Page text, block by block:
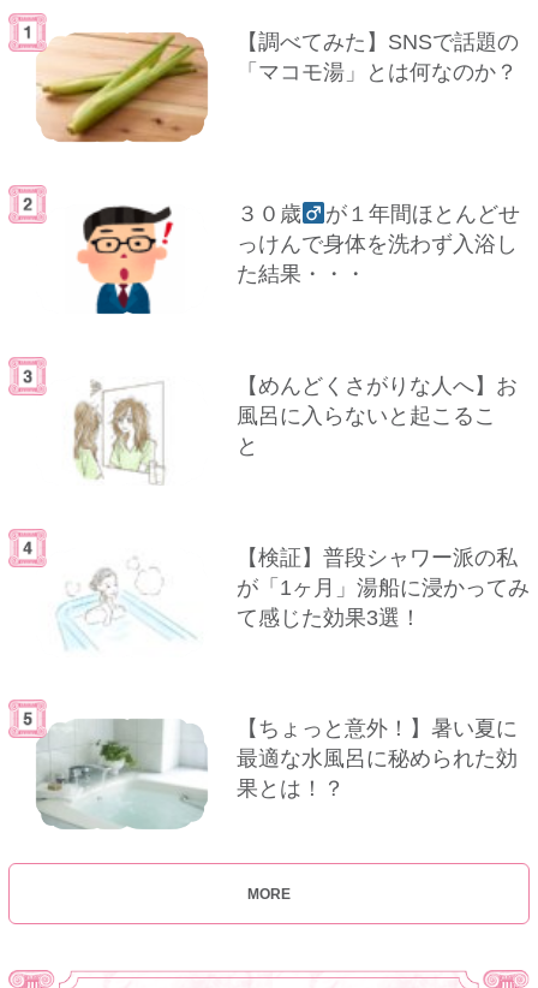
【調べてみた】SNSで話題の
「マコモ湯」とは何なのか？
３０歳
が１年間ほとんどせ
っけんで身体を洗わず入浴し
た結果・・・
【めんどくさがりな人へ】お
風呂に入らないと起こるこ
と
【検証】普段シャワー派の私
が「1ヶ月」湯船に浸かってみ
て感じた効果3選！
【ちょっと意外！】暑い夏に
最適な水風呂に秘められた効
果とは！？
MORE